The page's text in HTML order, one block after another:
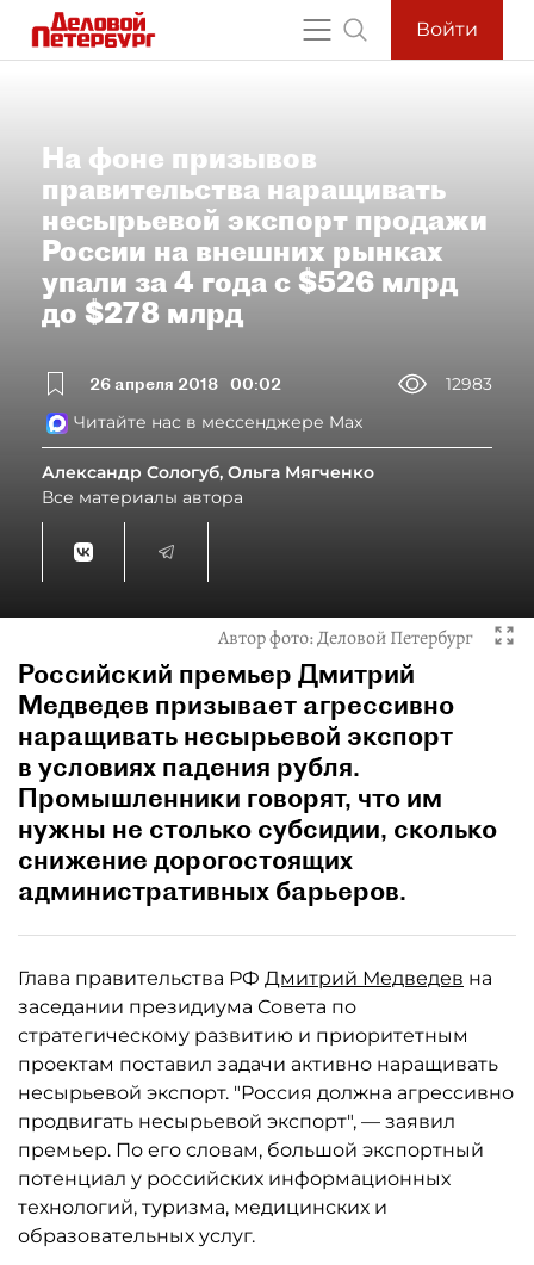
Войти
На фоне призывов
правительства наращивать
несырьевой экспорт продажи
России на внешних рынках
упали за 4 года с $526 млрд
до $278 млрд
26 апреля 2018 00:02
12983
Читайте нас в мессенджере Max
Александр Сологуб, Ольга Мягченко
Все материалы автора
Автор фото:Деловой Петербург
Российский премьер Дмитрий
Медведев призывает агрессивно
наращивать несырьевой экспорт
в условиях падения рубля.
Промышленники говорят, что им
нужны не столько субсидии, сколько
снижение дорогостоящих
административных барьеров.
Глава правительства РФ Дмитрий Медведев на
заседании президиума Совета по
стратегическому развитию и приоритетным
проектам поставил задачи активно наращивать
несырьевой экспорт. "Россия должна агрессивно
продвигать несырьевой экспорт", — заявил
премьер. По его словам, большой экспортный
потенциал у российских информационных
технологий, туризма, медицинских и
образовательных услуг.